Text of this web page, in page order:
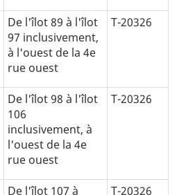
De l'îlot 89 à l'îlot
97 inclusivement,
à l'ouest de la 4e
rue ouest
T-20326
De l'îlot 98 à l'îlot
106
inclusivement, à
l'ouest de la 4e
rue ouest
T-20326
De l'îlot 107 à
T-20326